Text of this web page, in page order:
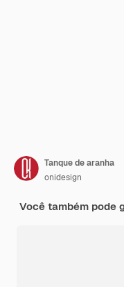
Tanque de aranha
onidesign
Você também pode